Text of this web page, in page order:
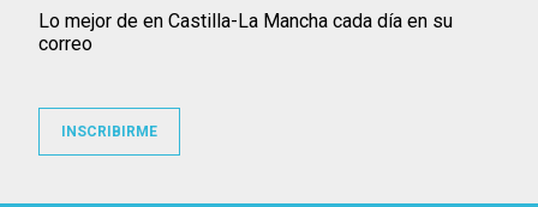
Lo mejor de en Castilla-La Mancha cada día en su
correo
INSCRIBIRME